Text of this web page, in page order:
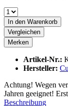
In den Warenkorb
Vergleichen
Merken
Artikel-Nr.:
Hersteller:
Achtung! Wegen
Jahren geeignet!
Beschreibung